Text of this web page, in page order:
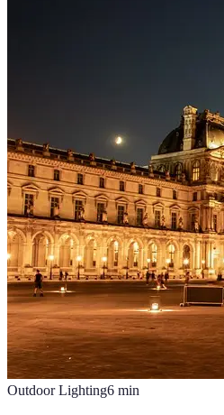
Outdoor Lighting6 min